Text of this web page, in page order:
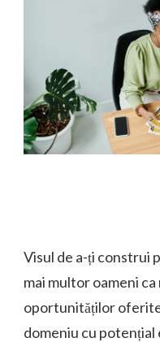
Visul de a-ți construi
mai multor oameni
oportunităților
domeniu cu potențial